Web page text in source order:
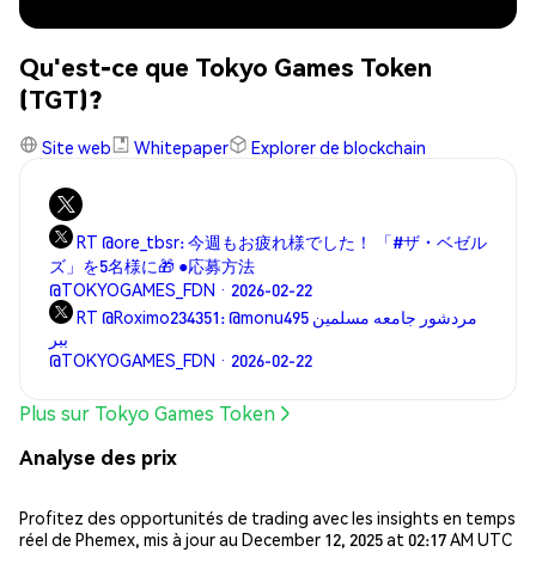
Qu'est-ce que Tokyo Games Token
(TGT)?
Site web Whitepaper Explorer de blockchain
RT @ore_tbsr: 今週もお疲れ様でした！ 「#ザ・ベゼル
ズ」を5名様に🎁 ●応募方法
@TOKYOGAMES_FDN · 2026-02-22
RT @Roximo234351: @monu495 مردشور جامعه مسلمین
ببر
@TOKYOGAMES_FDN · 2026-02-22
Plus sur Tokyo Games Token
Analyse des prix
Profitez des opportunités de trading avec les insights en temps
réel de Phemex, mis à jour au December 12, 2025 at 02:17 AM UTC